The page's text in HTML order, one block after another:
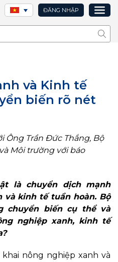
ĐĂNG NHẬP
Tìm
và Kinh tế
biến rõ nét
Ông Trần Đức Thắng, Bộ
Môi trường với báo
là chuyển dịch mạnh
và kinh tế tuần hoàn. Bộ
chuyển biến cụ thể và
nghiệp xanh, kinh tế
nông nghiệp xanh và